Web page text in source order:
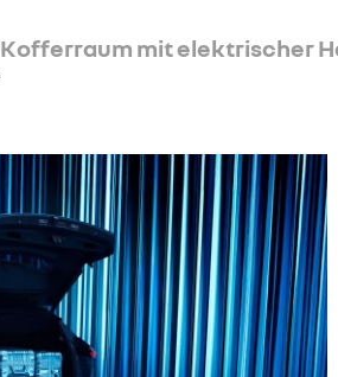
Kofferraum mit elektrischer